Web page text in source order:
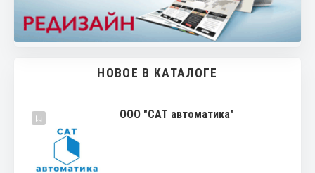
НОВОЕ В КАТАЛОГЕ
ООО "САТ автоматика"